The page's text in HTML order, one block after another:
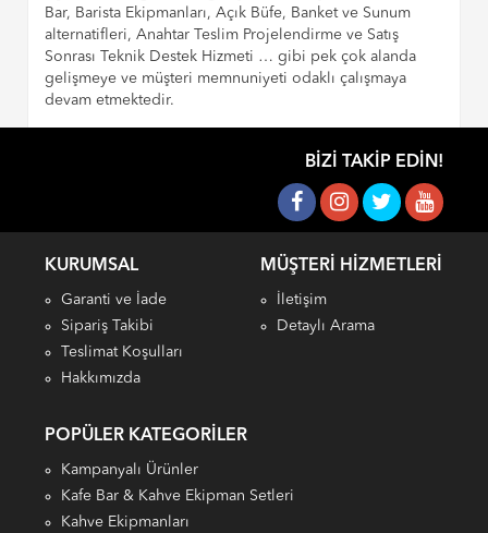
Bar, Barista Ekipmanları, Açık Büfe, Banket ve Sunum
alternatifleri, Anahtar Teslim Projelendirme ve Satış
Sonrası Teknik Destek Hizmeti … gibi pek çok alanda
gelişmeye ve müşteri memnuniyeti odaklı çalışmaya
devam etmektedir.
BIZI TAKIP EDIN!
KURUMSAL
Garanti ve İade
Sipariş Takibi
Teslimat Koşulları
Hakkımızda
MÜŞTERI HIZMETLERI
İletişim
Detaylı Arama
POPÜLER KATEGORILER
Kampanyalı Ürünler
Kafe Bar & Kahve Ekipman Setleri
Kahve Ekipmanları